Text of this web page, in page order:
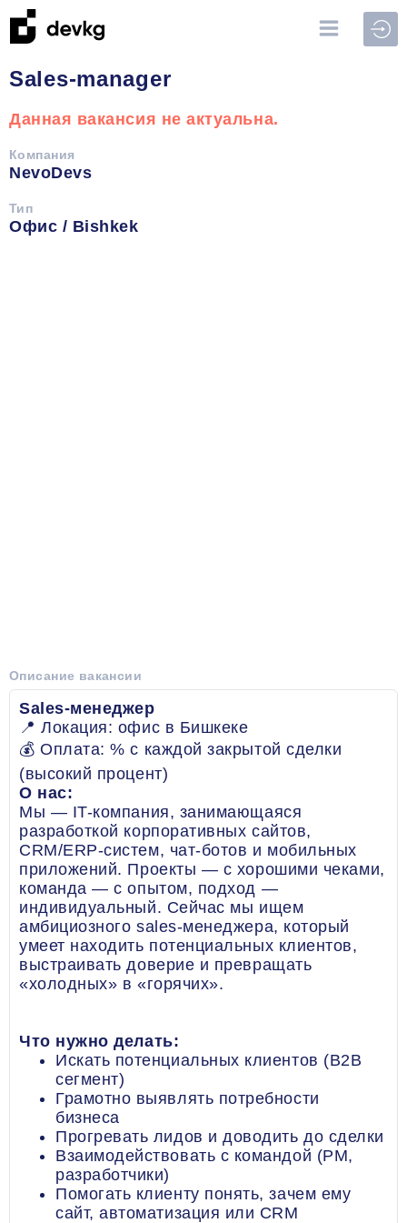
Sales-manager
Данная вакансия не актуальна.
Компания
NevoDevs
Тип
Офис / Bishkek
Описание вакансии
Sales-менеджер
📍 Локация: офис в Бишкеке
💰 Оплата: % с каждой закрытой сделки
(высокий процент)
О нас:
Мы — IT-компания, занимающаяся
разработкой корпоративных сайтов,
CRM/ERP-систем, чат-ботов и мобильных
приложений. Проекты — с хорошими чеками,
команда — с опытом, подход —
индивидуальный. Сейчас мы ищем
амбициозного sales-менеджера, который
умеет находить потенциальных клиентов,
выстраивать доверие и превращать
«холодных» в «горячих».
Что нужно делать:
Искать потенциальных клиентов (B2B
сегмент)
Грамотно выявлять потребности
бизнеса
Прогревать лидов и доводить до сделки
Взаимодействовать с командой (PM,
разработчики)
Помогать клиенту понять, зачем ему
сайт, автоматизация или CRM